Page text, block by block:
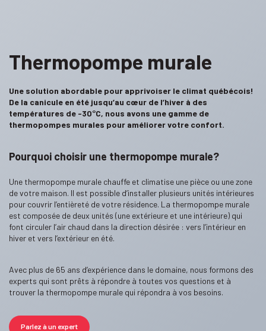
Thermopompe murale
Une solution abordable pour apprivoiser le climat québécois!
De la canicule en été jusqu’au cœur de l’hiver à des
températures de -30°C, nous avons une gamme de
thermopompes murales pour améliorer votre confort.
Pourquoi choisir une thermopompe murale?
Une thermopompe murale chauffe et climatise une pièce ou une zone
de votre maison. Il est possible d’installer plusieurs unités intérieures
pour couvrir l’entièreté de votre résidence. La thermopompe murale
est composée de deux unités (une extérieure et une intérieure) qui
font circuler l’air chaud dans la direction désirée : vers l’intérieur en
hiver et vers l’extérieur en été.
Avec plus de 65 ans d’expérience dans le domaine, nous formons des
experts qui sont prêts à répondre à toutes vos questions et à
trouver la thermopompe murale qui répondra à vos besoins.
Parlez à un expert